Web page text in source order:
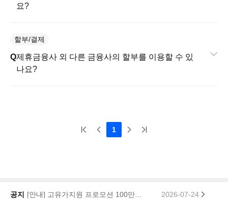
요?
할부/결제
제휴금융사 외 다른 금융사의 할부를 이용할 수 있
나요?
1
공지 2026-07-24